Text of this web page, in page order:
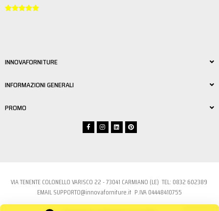

INNOVAFORNITURE
INFORMAZIONI GENERALI
PROMO
VIA TENENTE COLONELLO VARISCO 22 - 73041 CARMIANO (LE) TEL: 0832 602389
EMAILSUPPORTO@innovaforniture.it P.IVA 04448410755